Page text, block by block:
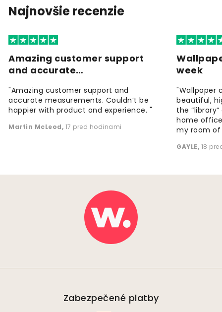
Najnovšie recenzie
Amazing customer support
and accurate…
"Amazing customer support and
accurate measurements. Couldn’t be
happier with product and experience. "
Martin McLeod, 17 pred hodinami
week
"Wallpaper
beautiful,
the
home
my room of
GAYLE, 18
Zabezpečené platby